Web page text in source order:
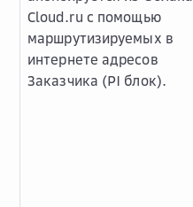
Cloud.ru с помощью
маршрутизируемых в
интернете адресов
Заказчика (PI блок).